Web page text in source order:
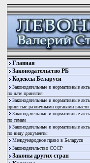
Главная
Законодательство РБ
Кодексы Беларуси
Законодательные и нормативные
по дате принятия
Законодательные и нормативные
принятые различными органами власти
Законодательные и нормативные
по темам
Законодательные и нормативные
по виду документы
Международное право в Беларуси
Законодательство СССР
Законы других стран